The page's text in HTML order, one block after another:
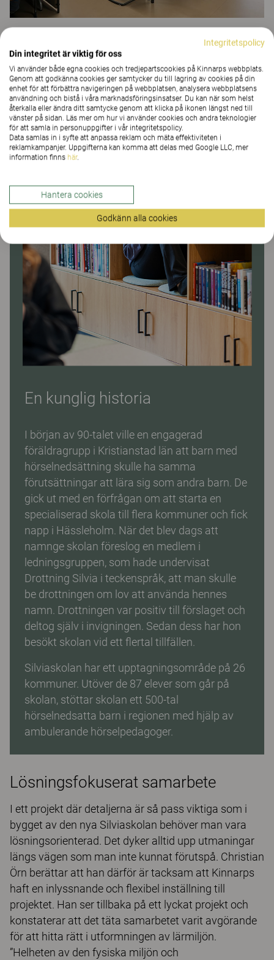
kan alla elever både se och höra pedagogen. En heltäckande
ljudisolerande matta minskar efterklangen och uppkomsten
av störande ljud. Även trämaterialet och den klädda sitsen på
stolenXpecthar en ljuddämpande effekt.
En kunglig historia
I början av 90-talet ville en engagerad
föräldragrupp i Kristianstad län att barn med
hörselnedsättning skulle ha samma
förutsättningar att lära sig som andra barn. De
gick ut med en förfrågan om att starta en
specialiserad skola till flera kommuner och fick
napp i Hässleholm. När det blev dags att
namnge skolan föreslog en medlem i
ledningsgruppen, som hade undervisat
Drottning Silvia i teckenspråk, att man skulle
be drottningen om lov att använda hennes
namn. Drottningen var positiv till förslaget och
deltog själv i invigningen. Sedan dess har hon
besökt skolan vid ett flertal tillfällen.
Silviaskolan har ett upptagningsområde på 26
kommuner. Utöver de 87 elever som går på
skolan, stöttar skolan ett 500-tal
hörselnedsatta barn i regionen med hjälp av
ambulerande hörselpedagoger.
Lösningsfokuserat samarbete
I ett projekt där detaljerna är så pass viktiga som i
bygget av den nya Silviaskolan behöver man vara
lösningsorienterad. Det dyker alltid upp utmaningar
längs vägen som man inte kunnat förutspå. Christian
Örn berättar att han därför är tacksam att Kinnarps
haft en inlyssnande och flexibel inställning till
projektet. Han ser tillbaka på ett lyckat projekt och
konstaterar att det täta samarbetet varit avgörande
för att hitta rätt i utformningen av lärmiljön.
”Helheten av den fysiska miljön och
Integritetspolicy
Din integritet är viktig för oss
Vi använder både egna cookies och tredjepartscookies på Kinnarps webbplats.
Genom att godkänna cookies ger samtycker du till lagring av cookies på din
enhet för att förbättra navigeringen på webbplatsen, analysera webbplatsens
användning och bistå i våra marknadsföringsinsatser. Du kan när som helst
återkalla eller ändra ditt samtycke genom att klicka på ikonen längst ned till
vänster på sidan. Läs mer om hur vi använder cookies och andra teknologier
för att samla in personuppgifter i vår integritetspolicy.
Data samlas in i syfte att anpassa reklam och mäta effektiviteten i
reklamkampanjer. Uppgifterna kan komma att delas med Google LLC, mer
information finns här.
Hantera cookies
Godkänn alla cookies